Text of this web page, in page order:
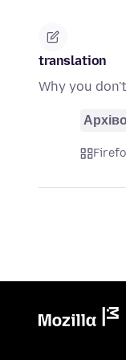
translation
Why you